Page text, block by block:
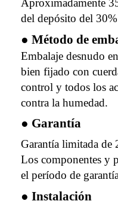
Aproximadamente
del depósito del
● Método de
Embalaje desnudo
bien fijado con
control y todos los
contra la humedad.
● Garantía
Garantía limitada de
Los componentes y
el período de
● Instalación